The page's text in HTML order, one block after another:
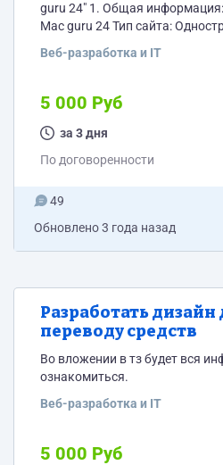
guru 24" 1. Общая
Mac guru 24 Тип сайта:
ищущие качественный ремонт
официального сайта
Белый (основной фон),
элементы). Основной
структуры). 3. Структура
Веб-разработка и IT
5 000 Руб
за 3 дня
По договоренности
49
Обновлено3 года назад
Разработать дизайн
переводу средств
Во вложении в тз будет вся
ознакомиться.
Веб-разработка и IT
5 000 Руб